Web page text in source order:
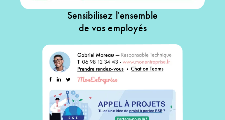
Sensibilisez l'ensemble
de vos employés